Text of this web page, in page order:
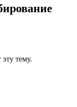
тему.